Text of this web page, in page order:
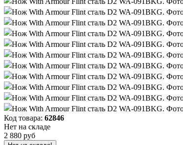
Код товара: 62846
Нет на складе
2 880 руб